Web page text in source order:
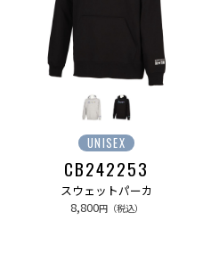
UNISEX
CB242253
スウェットパーカ
8,800円（税込）